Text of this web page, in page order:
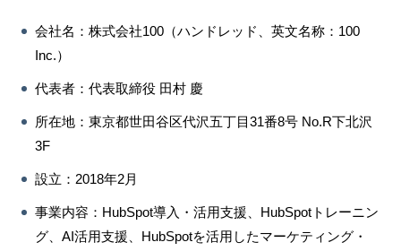
会社名：株式会社100（ハンドレッド、英文名称：100
Inc.）
代表者：代表取締役 田村 慶
所在地：東京都世田谷区代沢五丁目31番8号 No.R下北沢
3F
設⽴：2018年2月
事業内容：HubSpot導入・活用支援、HubSpotトレーニン
グ、AI活用支援、HubSpotを活用したマーケティング・